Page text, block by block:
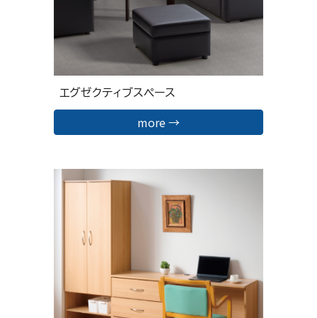
エグゼクティブスペース
more →